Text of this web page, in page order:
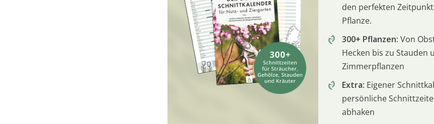
den perfekten
Pflanze.
300+ Pflanzen: Von
Hecken bis zu Stauden
Zimmerpflanzen
Extra: Eigener
persönliche
abhaken